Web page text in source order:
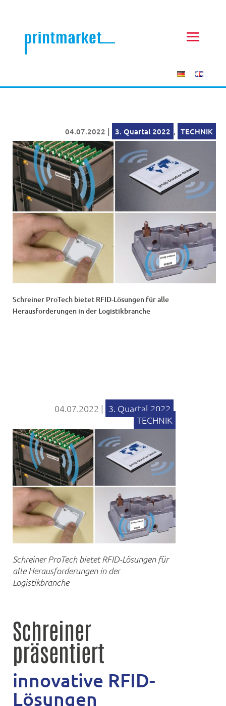
04.07.2022 | 3. Quartal 2022 , TECHNIK
Schreiner ProTech bietet RFID-Lösungen für alle
Herausforderungen in der Logistikbranche
04.07.2022 | 3. Quartal 2022 ,
TECHNIK
Schreiner ProTech bietet RFID-Lösungen für
alle Herausforderungen in der
Logistikbranche
Schreiner
präsentiert
innovative RFID-
Lösungen